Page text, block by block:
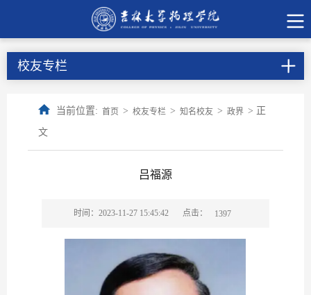
校友专栏
当前位置: 首页 > 校友专栏 > 知名校友 > 政界 > 正
文
吕福源
时间：2023-11-27 15:45:42 点击： 1397